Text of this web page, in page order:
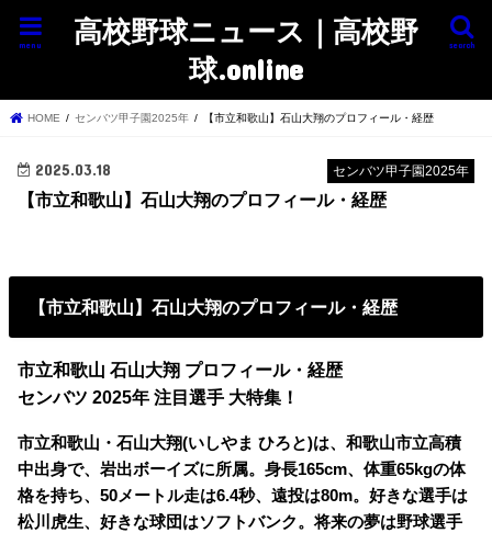
高校野球ニュース｜高校野
球.online
search
menu
HOME センバツ甲子園2025年 【市立和歌山】石山大翔のプロフィール・経歴
センバツ甲子園2025年
2025.03.18
【市立和歌山】石山大翔のプロフィール・経歴
【市立和歌山】石山大翔のプロフィール・経歴
市立和歌山 石山大翔 プロフィール・経歴
センバツ 2025年 注目選手 大特集！
市立和歌山・石山大翔(いしやま ひろと)は、和歌山市立高積
中出身で、岩出ボーイズに所属。身長165cm、体重65kgの体
格を持ち、50メートル走は6.4秒、遠投は80m。好きな選手は
松川虎生、好きな球団はソフトバンク。将来の夢は野球選手